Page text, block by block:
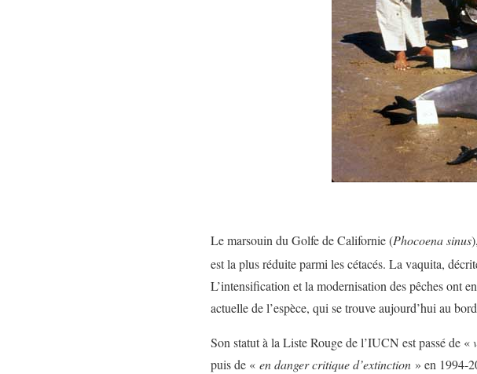
Le marsouin du Golfe de Californie (Phocoena sinus
est la plus réduite parmi les cétacés. La vaquita,
L’intensification et la modernisation des pêches ont
actuelle de l’espèce, qui se trouve aujourd’hui au
Son statut à la Liste Rouge de l’IUCN est passé de «
puis de « en danger critique d’extinction » en 1994-